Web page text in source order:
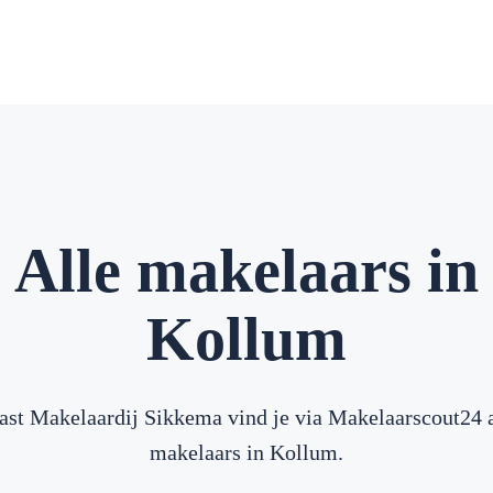
Alle makelaars in
Kollum
Makelaardij Sikkema vind je via Makelaarscout24
makelaars in Kollum.